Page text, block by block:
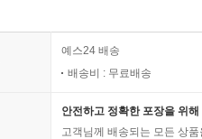
예스24 배송
배송비 : 무료배송
안전하고 정확한 포장을 위
고객님께 배송되는 모든 상